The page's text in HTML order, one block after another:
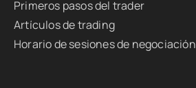
Primeros pasos del trader
Artículos de trading
Horario de sesiones de negociación